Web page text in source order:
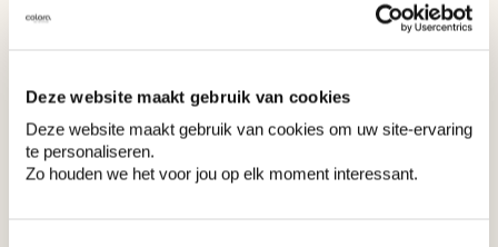
Deze website maakt gebruik van cookies
Deze website maakt gebruik van cookies om uw site-ervaring
te personaliseren.
Zo houden we het voor jou op elk moment interessant.
WE Y135
Exploring Emerald
Couleurs récemment consultées